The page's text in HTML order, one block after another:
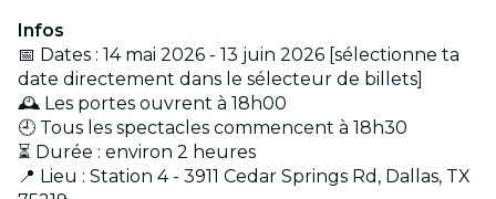
Infos
📅 Dates : 14 mai 2026 - 13 juin 2026 [sélectionne ta
date directement dans le sélecteur de billets]
🕰️ Les portes ouvrent à 18h00
🕘 Tous les spectacles commencent à 18h30
⏳ Durée : environ 2 heures
📍 Lieu : Station 4 - 3911 Cedar Springs Rd, Dallas, TX